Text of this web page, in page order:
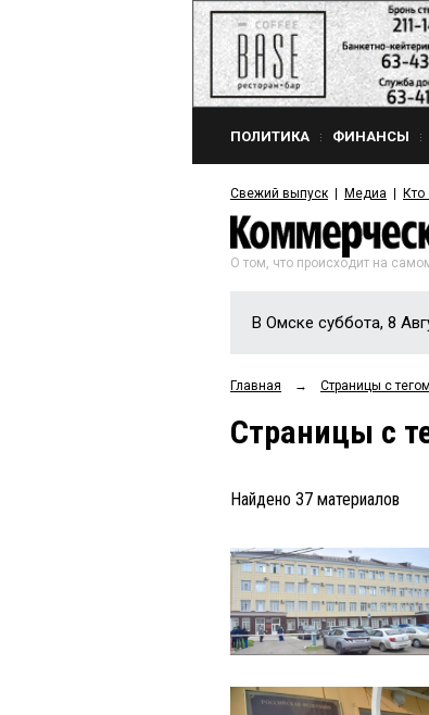
ПОЛИТИКА ФИНАНСЫ
Свежий выпуск Медиа Кто
О том, что происходит на
В Омске суббота, 8
Главная → Страницы c
Страницы c
Найдено 37 материалов